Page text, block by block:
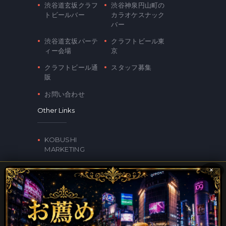
渋谷道玄坂クラフ
トビールバー
渋谷神泉円山町の
カラオケスナック
バー
渋谷道玄坂パーテ
ィー会場
クラフトビール東
京
クラフトビール通
販
スタッフ募集
お問い合わせ
Other Links
KOBUSHI
MARKETING
Contacts
〒150-0043 東京都渋谷区道玄坂2-17-2 トップ美奄
×